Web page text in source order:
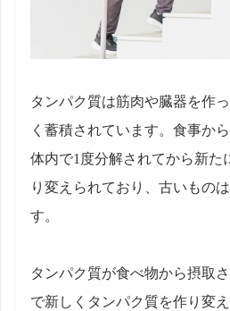
タンパク質は筋肉や臓器を作
く蓄積されています。食事か
体内で1度分解されてから新た
り変えられており、古いもの
す。
タンパク質が食べ物から摂取
で新しくタンパク質を作り変